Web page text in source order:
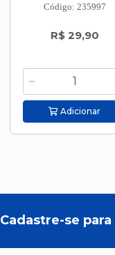
Código: 235997
R$ 29,90
Adicionar
Cadastre-se